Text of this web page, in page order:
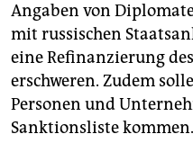
Angaben von
mit russischen
eine Refinanzierung
erschweren. Zudem
Personen und
Sanktionsliste kommen.